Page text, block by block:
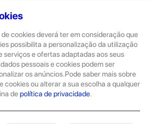
cookies deverá ter em consideração que
possibilita a personalização da utilização
serviços e ofertas adaptadas aos seus
pessoais e cookies podem ser
os anúncios.Pode saber mais sobre
cookies ou alterar a sua escolha a qualquer
de política de privacidade.
Morada e Contactos
n.º 204/A Loja 1, 4810-420 Guimarães
V, n.º 808 R/C, 4785-306 Trofa
geral@geekstore.pt
253 715 974
para rede fixa nacional)